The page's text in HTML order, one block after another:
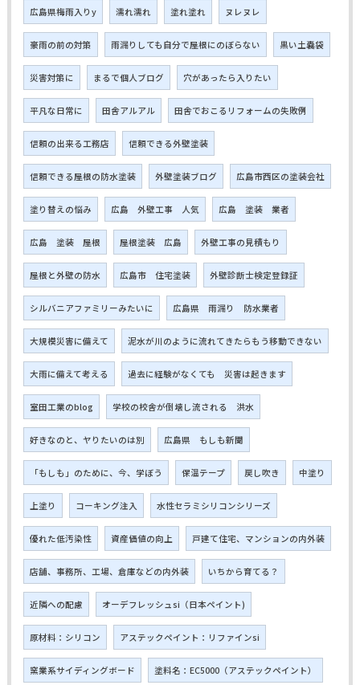
広島県梅雨入りy 濡れ濡れ 塗れ塗れ ヌレヌレ
豪雨の前の対策 雨漏りしても自分で屋根にのぼらない 黒い土嚢袋
災害対策に まるで個人ブログ 穴があったら入りたい
平凡な日常に 田舎アルアル 田舎でおこるリフォームの失敗例
信頼の出来る工務店 信頼できる外壁塗装
信頼できる屋根の防水塗装 外壁塗装ブログ 広島市西区の塗装会社
塗り替えの悩み 広島 外壁工事 人気 広島 塗装 業者
広島 塗装 屋根 屋根塗装 広島 外壁工事の見積もり
屋根と外壁の防水 広島市 住宅塗装 外壁診断士検定登録証
シルバニアファミリーみたいに 広島県 雨漏り 防水業者
大規模災害に備えて 泥水が川のように流れてきたらもう移動できない
大雨に備えて考える 過去に経験がなくても 災害は起きます
室田工業のblog 学校の校舎が倒壊し流される 洪水
好きなのと、ヤりたいのは別 広島県 もしも新聞
「もしも」のために、今、学ぼう 保温テープ 戻し吹き 中塗り
上塗り コーキング注入 水性セラミシリコンシリーズ
優れた低汚染性 資産価値の向上 戸建て住宅、マンションの内外装
店舗、事務所、工場、倉庫などの内外装 いちから育てる？
近隣への配慮 オーデフレッシュsi（日本ペイント)
原材料：シリコン アステックペイント：リファインsi
窯業系サイディングボード 塗料名：EC5000（アステックペイント）